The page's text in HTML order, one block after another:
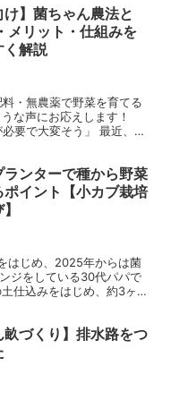
け】菌ちゃん農法と
メリット・仕組みを
く解説
・無農薬で野菜を育てる
な声にお応えします！
要で大変そう」 最近、家
ランターで種から野菜
ポイント【小カブ栽培
はじめ、2025年からは菌
ジをしている30代パパで
仕込みをはじめ、約3ヶ月
畝づくり】排水路をつ